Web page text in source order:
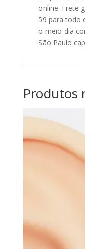
online. Frete
59 para todo
o meio-dia
São Paulo
Produtos